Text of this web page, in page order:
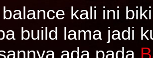
kali ini
build lama jadi